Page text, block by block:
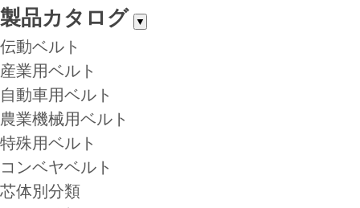
製品カタログ ▼
伝動ベルト
産業用ベルト
自動車用ベルト
農業機械用ベルト
特殊用ベルト
コンベヤベルト
芯体別分類